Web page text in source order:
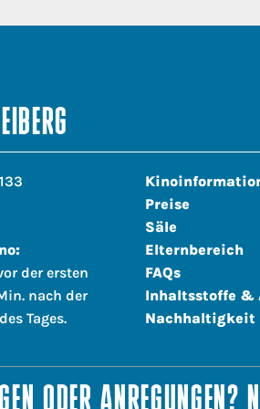
der ersten
nach der
Tages.
Preise
Säle
Elternbereich
FAQs
Inhaltsstoffe &
Nachhaltigkeit